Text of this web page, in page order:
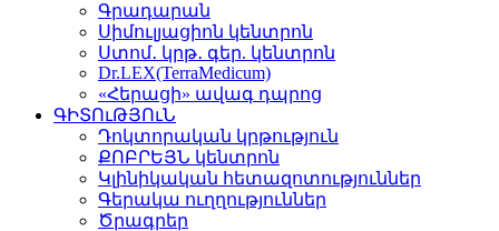
Գրադարան
Սիմուլյացիոն կենտրոն
Ստոմ․ կրթ․ գեր. կենտրոն
Dr.LEX(TerraMedicum)
«Հերացի» ավագ դպրոց
ԳԻՏՈւԹՅՈւՆ
Դոկտորական կրթություն
ՔՈԲՐԵՅՆ կենտրոն
Կլինիկական հետազոտություններ
Գերակա ուղղություններ
Ծրագրեր